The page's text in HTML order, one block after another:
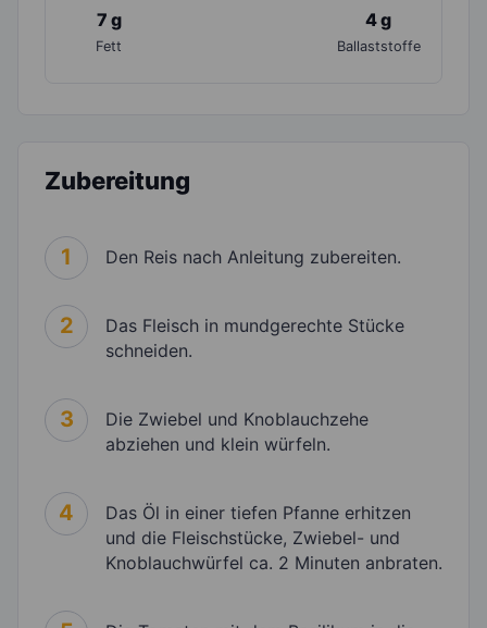
7 g
Fett
4 g
Ballaststoffe
Zubereitung
1 Den Reis nach Anleitung zubereiten.
2
Das Fleisch in mundgerechte Stücke
schneiden.
3
Die Zwiebel und Knoblauchzehe
abziehen und klein würfeln.
4
Das Öl in einer tiefen Pfanne erhitzen
und die Fleischstücke, Zwiebel- und
Knoblauchwürfel ca. 2 Minuten anbraten.